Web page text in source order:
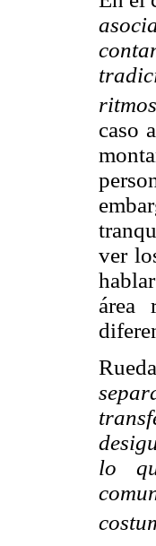
caso
ver
área
lo